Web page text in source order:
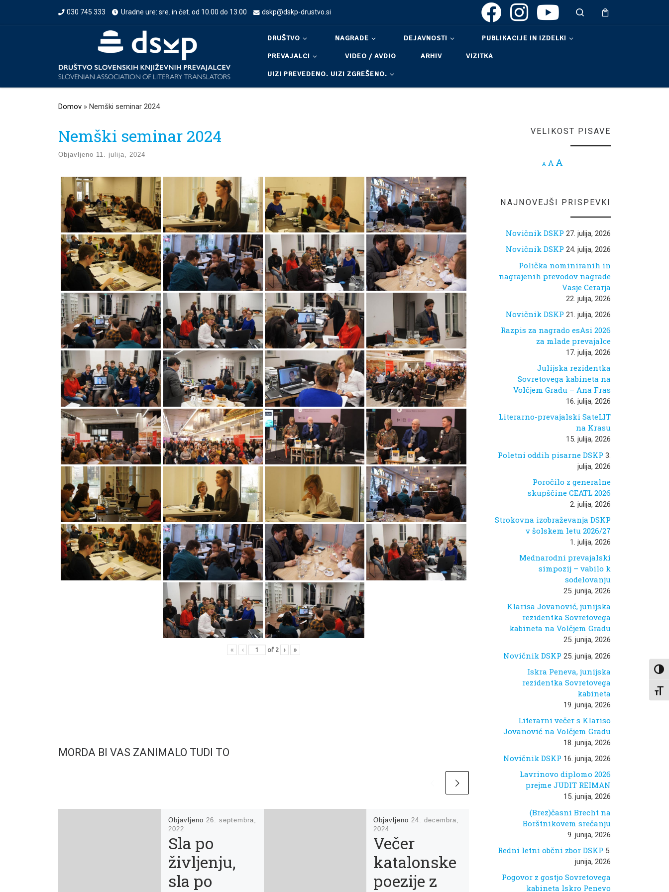
Prikaži vso vsebino030 745 333 Uradne ure: sre. in čet. od 10.00 do 13.00 dskp@dskp-drustvo.si Search
DRUŠTVO NAGRADE DEJAVNOSTI PUBLIKACIJE IN IZDELKI
PREVAJALCI VIDEO / AVDIO ARHIV VIZITKA
UIZI PREVEDENO. UIZI ZGREŠENO.
Domov » Nemški seminar 2024
Nemški seminar 2024
Objavljeno 11. julija, 2024
« ‹ of 2 › »
MORDA BI VAS ZANIMALO TUDI TO
Objavljeno 26. septembra,
2022
Sla po
življenju,
sla po
Objavljeno24. decembra,
2024
Večer
katalonske
poezije z
Objavljeno
Prevajati
smeh
VELIKOST PISAVE
A Decrease font size.
A Reset font size.
A
NAJNOVEJŠI PRISPEVKI
Novičnik DSKP 27. julija, 2026
Novičnik DSKP 24. julija, 2026
Polička nominiranih in
nagrajenih prevodov nagrade
Vasje Cerarja
22. julija, 2026
Novičnik DSKP 21. julija, 2026
Razpis za nagrado esAsi 2026
za mlade prevajalce
17. julija, 2026
Julijska rezidentka
Sovretovega kabineta na
Volčjem Gradu – Ana Fras
16. julija, 2026
Literarno-prevajalski SateLIT
na Krasu
15. julija, 2026
Poletni oddih pisarne DSKP 3.
julija, 2026
Poročilo z generalne
skupščine CEATL 2026
2. julija, 2026
Strokovna izobraževanja DSKP
v šolskem letu 2026/27
1. julija, 2026
Mednarodni prevajalski
simpozij – vabilo k
sodelovanju
25. junija, 2026
Klarisa Jovanović, junijska
rezidentka Sovretovega
kabineta na Volčjem Gradu
25. junija, 2026
Novičnik DSKP 25. junija, 2026
Iskra Peneva, junijska
rezidentka Sovretovega
kabineta
19. junija, 2026
Literarni večer s Klariso
Jovanović na Volčjem Gradu
18. junija, 2026
Novičnik DSKP 16. junija, 2026
Lavrinovo diplomo 2026
prejme JUDIT REIMAN
15. junija, 2026
(Brez)časni Brecht na
Borštnikovem srečanju
9. junija, 2026
Redni letni občni zbor DSKP 5.
junija, 2026
Pogovor z gostjo Sovretovega
kabineta Iskro Penevo